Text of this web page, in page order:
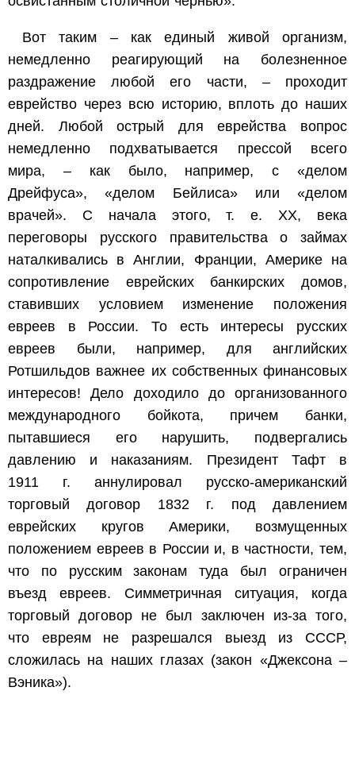
Вот таким – как единый живой организм,
немедленно реагирующий на болезненное
раздражение любой его части, – проходит
еврейство через всю историю, вплоть до наших
дней. Любой острый для еврейства вопрос
немедленно подхватывается прессой всего
мира, – как было, например, с «делом
Дрейфуса», «делом Бейлиса» или «делом
врачей». С начала этого, т. е. XX, века
переговоры русского правительства о займах
наталкивались в Англии, Франции, Америке на
сопротивление еврейских банкирских домов,
ставивших условием изменение положения
евреев в России. То есть интересы русских
евреев были, например, для английских
Ротшильдов важнее их собственных финансовых
интересов! Дело доходило до организованного
международного бойкота, причем банки,
пытавшиеся его нарушить, подвергались
давлению и наказаниям. Президент Тафт в
1911 г. аннулировал русско-американский
торговый договор 1832 г. под давлением
еврейских кругов Америки, возмущенных
положением евреев в России и, в частности, тем,
что по русским законам туда был ограничен
въезд евреев. Симметричная ситуация, когда
торговый договор не был заключен из-за того,
что евреям не разрешался выезд из СССР,
сложилась на наших глазах (закон «Джексона –
Вэника»).